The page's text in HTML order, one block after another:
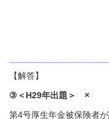
【解答】
③＜H29年出題＞ ×
第4号厚生年金被保険者